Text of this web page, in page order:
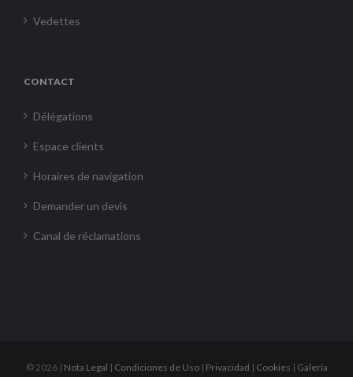
Vedettes
CONTACT
Délégations
Espace clients
Horaires de navigation
Demander un devis
Canal de réclamations
©2026 | Nota Legal | Condiciones de Uso| Privacidad | Cookies | Galería